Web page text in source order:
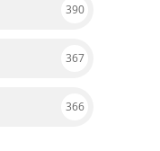
390
367
366